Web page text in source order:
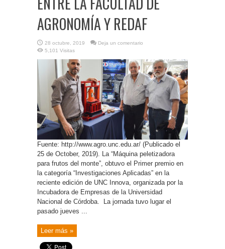
AGRONOMÍA Y REDAF
28 octubre, 2019
Deja un comentario
5,101 Visitas
Fuente: http://www.agro.unc.edu.ar/ (Publicado el
25 de October, 2019). La “Máquina peletizadora
para frutos del monte”, obtuvo el Primer premio en
la categoría “Investigaciones Aplicadas” en la
reciente edición de UNC Innova, organizada por la
Incubadora de Empresas de la Universidad
Nacional de Córdoba. La jornada tuvo lugar el
pasado jueves ...
Leer más »